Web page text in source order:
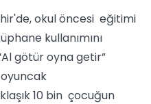
okul öncesi eğitimi
kullanımını
götür oyna getir”
oyuncak
10 bin çocuğun